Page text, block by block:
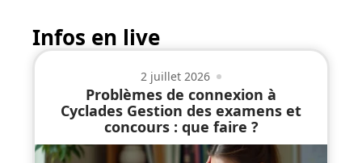
Infos en live
2 juillet 2026
Problèmes de connexion à
Cyclades Gestion des examens et
concours : que faire ?